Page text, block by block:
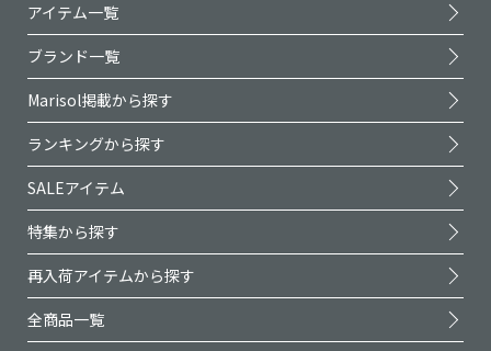
アイテム一覧
ブランド一覧
Marisol掲載から探す
ランキングから探す
SALEアイテム
特集から探す
再入荷アイテムから探す
全商品一覧